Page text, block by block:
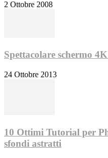
2 Ottobre 2008
Spettacolare schermo
24 Ottobre 2013
10 Ottimi Tutorial per
sfondi astratti